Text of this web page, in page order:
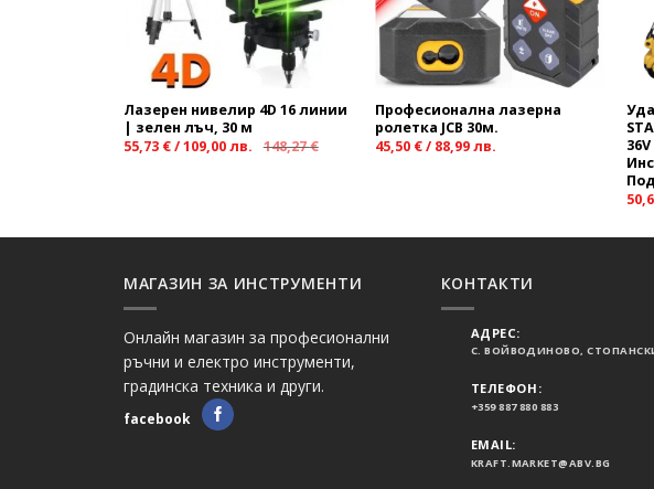
Лазерен нивелир 4D 16 линии
| зелен лъч, 30 м
55,73 €/109,00лв. 148,27€
Професионална лазерна
ролетка JCB 30м.
45,50 €/ 88,99лв.
МАГАЗИН ЗА ИНСТРУМЕНТИ
Онлайн магазин за професионални
ръчни и електро инструменти,
градинска техника и други.
facebook
КОНТАКТИ
АДРЕС:
С. ВОЙВОДИНОВО,
ТЕЛЕФОН:
+359 887 880 883
EMAIL:
KRAFT.MARKET@ABV.BG